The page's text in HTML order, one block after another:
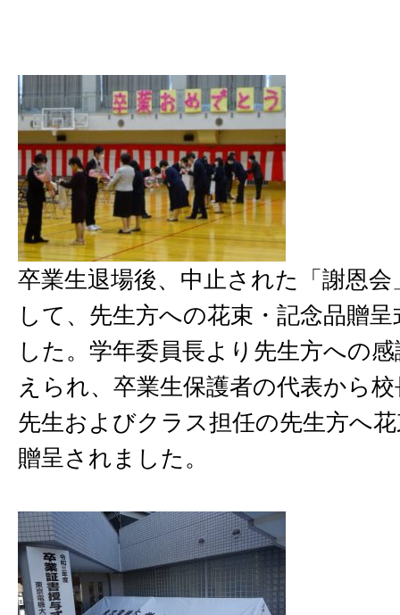
卒業生退場後、中止された「謝恩
して、先生方への花束・記念品贈
した。学年委員長より先生方への
えられ、卒業生保護者の代表から
先生およびクラス担任の先生方へ
贈呈されました。